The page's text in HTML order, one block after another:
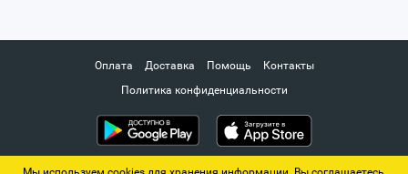
Оплата Доставка Помощь
Контакты
Политика конфиденциальности